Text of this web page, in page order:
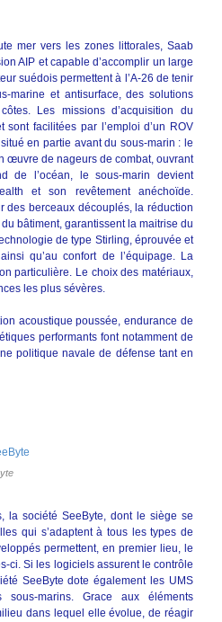
mer vers les zones littorales, Saab
AIP et capable d’accomplir un large
suédois permettent à l’A-26 de tenir
marine et antisurface, des solutions
Les missions d’acquisition du
facilitées par l’emploi d’un ROV
en partie avant du sous-marin : le
œuvre de nageurs de combat, ouvrant
de l’océan, le sous-marin devient
et son revêtement anéchoïde.
des berceaux découplés, la réduction
bâtiment, garantissent la maitrise du
de type Stirling, éprouvée et
qu’au confort de l’équipage. La
particulière. Le choix des matériaux,
les plus sévères.
acoustique poussée, endurance de
performants font notamment de
politique navale de défense tant en
la société SeeByte, dont le siège se
qui s’adaptent à tous les types de
permettent, en premier lieu, le
ci. Si les logiciels assurent le contrôle
SeeByte dote également les UMS
sous-marins. Grace aux éléments
dans lequel elle évolue, de réagir